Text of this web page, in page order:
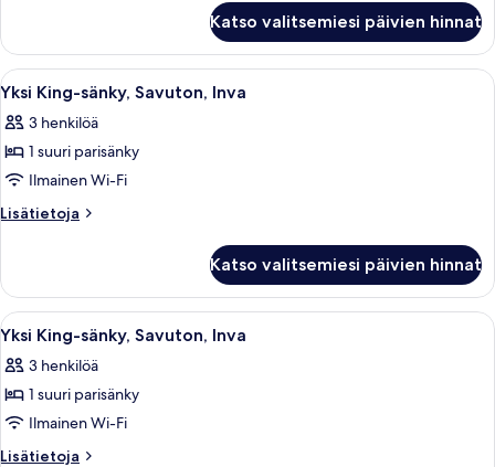
sänky,
Savuton,
Inva
Katso valitsemiesi päivien hinnat
Avaa
kaikki
huonetyypin
Yksi
King-
sänky,
kuvat
Hotellihuone, jossa on sänky,
4
Yksi King-sänky, Savuton, Inva
3 henkilöä
1 suuri parisänky
Ilmainen Wi-Fi
Lisätietoja
Lisätietoja
sänky,
Savuton,
Inva
Katso valitsemiesi päivien hinnat
Avaa
kaikki
huonetyypin
Yksi
King-
sänky,
Hotellihuone, jossa on sänky,
4
Yksi King-sänky, Savuton, Inva
3 henkilöä
1 suuri parisänky
Ilmainen Wi-Fi
Lisätietoja
Lisätietoja